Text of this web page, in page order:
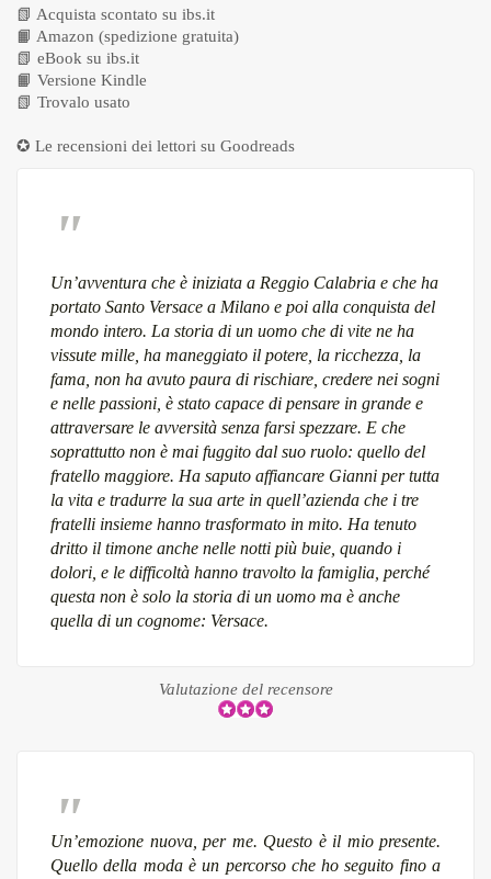
📗 Acquista scontato su ibs.it
📙 Amazon (spedizione gratuita)
📗 eBook su ibs.it
📙 Versione Kindle
📗 Trovalo usato
✪ Le recensioni dei lettori su Goodreads
Un’avventura che è iniziata a Reggio Calabria e che ha
portato Santo Versace a Milano e poi alla conquista del
mondo intero. La storia di un uomo che di vite ne ha
vissute mille, ha maneggiato il potere, la ricchezza, la
fama, non ha avuto paura di rischiare, credere nei sogni
e nelle passioni, è stato capace di pensare in grande e
attraversare le avversità senza farsi spezzare. E che
soprattutto non è mai fuggito dal suo ruolo: quello del
fratello maggiore. Ha saputo affiancare Gianni per tutta
la vita e tradurre la sua arte in quell’azienda che i tre
fratelli insieme hanno trasformato in mito. Ha tenuto
dritto il timone anche nelle notti più buie, quando i
dolori, e le difficoltà hanno travolto la famiglia, perché
questa non è solo la storia di un uomo ma è anche
quella di un cognome: Versace.
Valutazione del recensore
Un’emozione nuova, per me. Questo è il mio presente.
Quello della moda è un percorso che ho seguito fino a